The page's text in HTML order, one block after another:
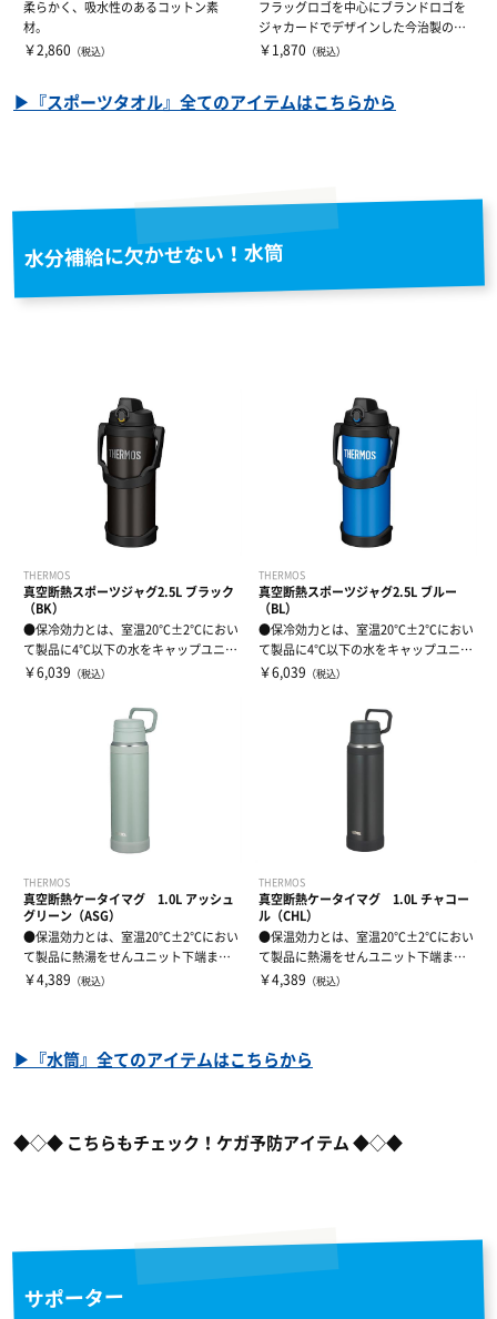
柔らかく、吸水性のあるコットン素
材。
￥2,860 （税込）
フラッグロゴを中心にブランドロゴを
ジャカードでデザインした今治製の箱
入りタオルで...
￥1,870 （税込）
▶『スポーツタオル』全てのアイテムはこちらから
水分補給に欠かせない！水筒
THERMOS
真空断熱スポーツジャグ2.5L ブラック
（BK）
●保冷効力とは、室温20℃±2℃におい
て製品に4℃以下の水をキャップユニッ
ト下端...
￥6,039 （税込）
THERMOS
真空断熱スポーツジャグ2.5L ブルー
（BL）
●保冷効力とは、室温20℃±2℃におい
て製品に4℃以下の水をキャップユニッ
ト下端...
￥6,039 （税込）
THERMOS
真空断熱ケータイマグ 1.0L アッシュ
グリーン（ASG）
●保温効力とは、室温20℃±2℃におい
て製品に熱湯をせんユニット下端まで
満たし、...
￥4,389 （税込）
THERMOS
真空断熱ケータイマグ 1.0L チャコー
ル（CHL）
●保温効力とは、室温20℃±2℃におい
て製品に熱湯をせんユニット下端まで
満たし、...
￥4,389 （税込）
▶『水筒』全てのアイテムはこちらから
◆◇◆ こちらもチェック！ケガ予防アイテム ◆◇◆
サポーター